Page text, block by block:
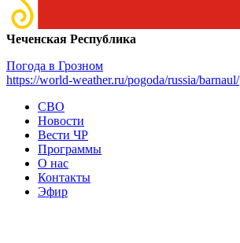
Чеченская Республика
Погода в Грозном
https://world-weather.ru/pogoda/russia/barnaul/
СВО
Новости
Вести ЧР
Программы
О нас
Контакты
Эфир